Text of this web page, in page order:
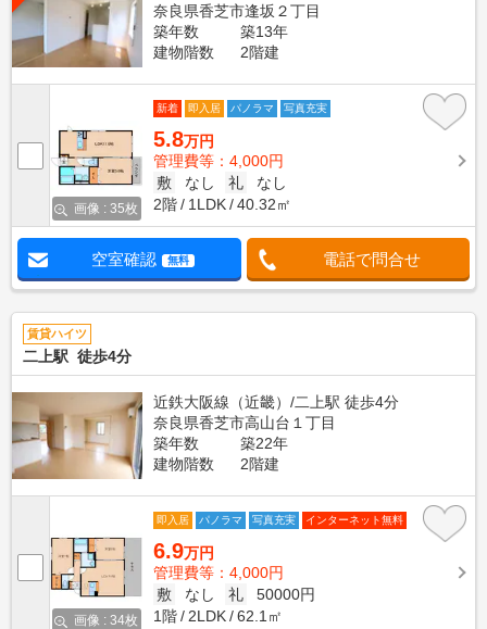
奈良県香芝市逢坂２丁目
築年数
築13年
建物階数
2階建
画像 : 35枚
新着 即入居 パノラマ 写真充実
5.8万円
管理費等：4,000円
敷
なし 礼
なし
2階
1LDK 40.32㎡
空室確認 無料 電話で問合せ
賃貸ハイツ
二上駅 徒歩4分
近鉄大阪線（近畿）/二上駅 徒歩4分
奈良県香芝市高山台１丁目
築年数
築22年
建物階数
2階建
画像 : 34枚
即入居 パノラマ 写真充実 インターネット無料
6.9万円
管理費等：4,000円
敷
なし 礼
50000円
1階
2LDK 62.1㎡